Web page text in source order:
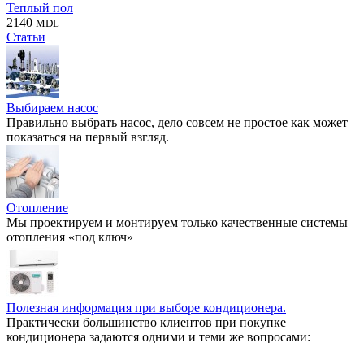
Теплый пол
2140 MDL
Статьи
Выбираем насос
Правильно выбрать насос, дело совсем не простое как может
показаться на первый взгляд.
Отопление
Мы проектируем и монтируем только качественные системы
отопления «под ключ»
Полезная информация при выборе кондиционера.
Практически большинство клиентов при покупке
кондиционера задаются одними и теми же вопросами: